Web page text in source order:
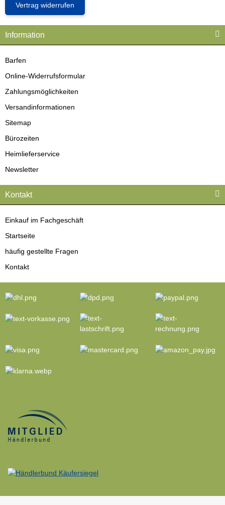
Vertrag widerrufen
Information
Barfen
Online-Widerrufsformular
Zahlungsmöglichkeiten
Versandinformationen
Sitemap
Bürozeiten
Heimlieferservice
Newsletter
Kontakt
Einkauf im Fachgeschäft
Startseite
häufig gestellte Fragen
Kontakt